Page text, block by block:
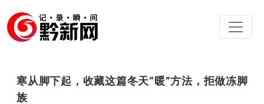
寒从脚下起，收藏这篇冬天“暖”方法，拒做冻脚
族